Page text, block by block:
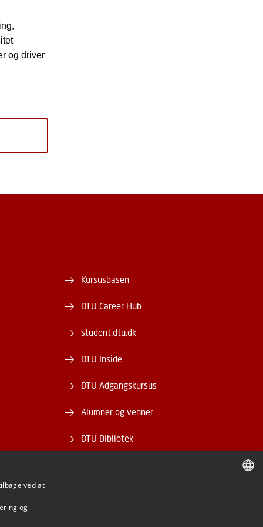
og driver
Kursusbasen
DTU Career Hub
student.dtu.dk
DTU Inside
DTU Adgangskursus
Alumner og venner
DTU Bibliotek
ved at
og